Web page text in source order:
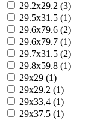
29.2x29.2 (3)
29.5x31.5 (1)
29.6x79.6 (2)
29.6x79.7 (1)
29.7x31.5 (2)
29.8x59.8 (1)
29x29 (1)
29x29.2 (1)
29x33,4 (1)
29x37.5 (1)